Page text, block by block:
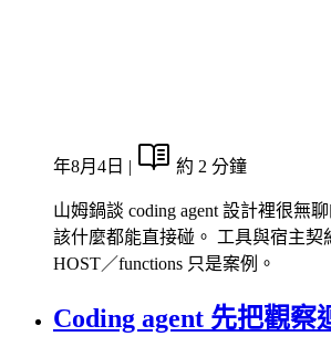
年8月4日 | 約 2 分鐘
山姆鍋談 coding agent 設計裡很無
該什麼都能直接碰。 工具與宿主契
HOST／functions 只是案例。
Coding agent 先把觀察